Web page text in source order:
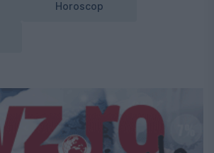
Horoscop